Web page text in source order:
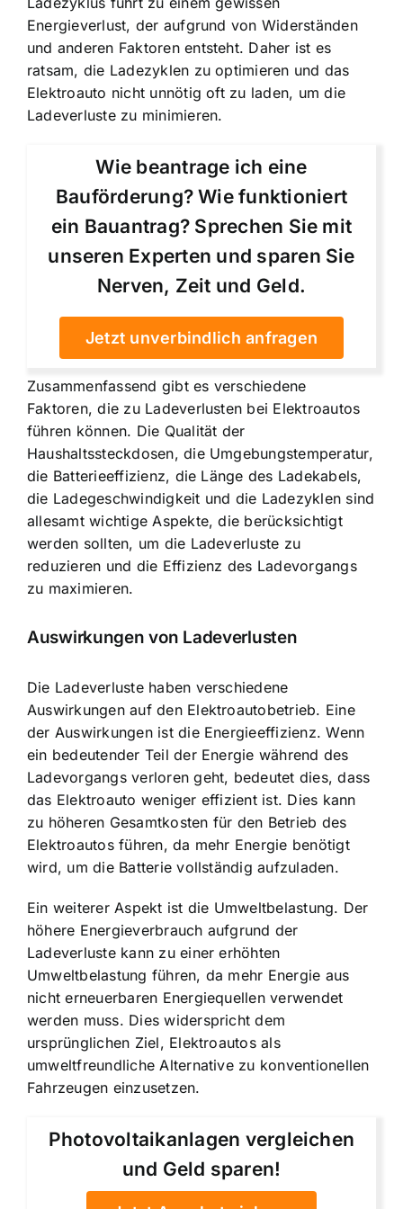
Energieverlust, der aufgrund von Widerständen
und anderen Faktoren entsteht. Daher ist es
ratsam, die Ladezyklen zu optimieren und das
Elektroauto nicht unnötig oft zu laden, um die
Ladeverluste zu minimieren.
Wie beantrage ich eine
Bauförderung? Wie funktioniert
ein Bauantrag? Sprechen Sie mit
unseren Experten und sparen Sie
Nerven, Zeit und Geld.
Jetzt unverbindlich anfragen
Zusammenfassend gibt es verschiedene
Faktoren, die zu Ladeverlusten bei Elektroautos
führen können. Die Qualität der
Haushaltssteckdosen, die Umgebungstemperatur,
die Batterieeffizienz, die Länge des Ladekabels,
die Ladegeschwindigkeit und die Ladezyklen sind
allesamt wichtige Aspekte, die berücksichtigt
werden sollten, um die Ladeverluste zu
reduzieren und die Effizienz des Ladevorgangs
zu maximieren.
Auswirkungen von Ladeverlusten
Die Ladeverluste haben verschiedene
Auswirkungen auf den Elektroautobetrieb. Eine
der Auswirkungen ist die Energieeffizienz. Wenn
ein bedeutender Teil der Energie während des
Ladevorgangs verloren geht, bedeutet dies, dass
das Elektroauto weniger effizient ist. Dies kann
zu höheren Gesamtkosten für den Betrieb des
Elektroautos führen, da mehr Energie benötigt
wird, um die Batterie vollständig aufzuladen.
Ein weiterer Aspekt ist die Umweltbelastung. Der
höhere Energieverbrauch aufgrund der
Ladeverluste kann zu einer erhöhten
Umweltbelastung führen, da mehr Energie aus
nicht erneuerbaren Energiequellen verwendet
werden muss. Dies widerspricht dem
ursprünglichen Ziel, Elektroautos als
umweltfreundliche Alternative zu konventionellen
Fahrzeugen einzusetzen.
Photovoltaikanlagen vergleichen
und Geld sparen!